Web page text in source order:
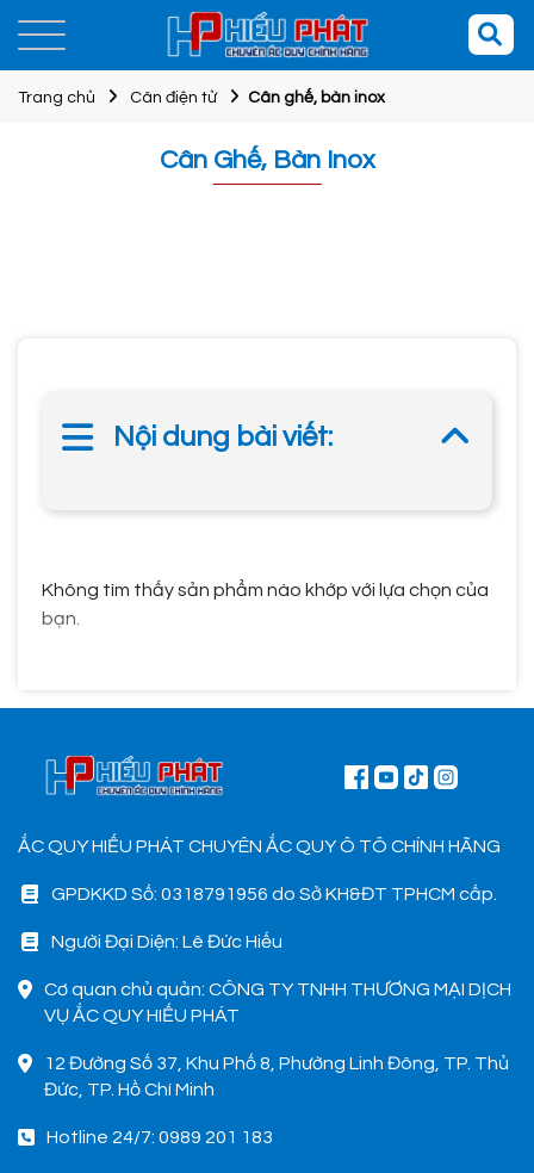
Trang chủ Cân điện tử Cân ghế, bàn inox
Cân Ghế, Bàn Inox
Nội dung bài viết:
Không tìm thấy sản phẩm nào khớp với lựa chọn của
bạn.
ẮC QUY HIẾU PHÁT CHUYÊN ẮC QUY Ô TÔ CHÍNH HÃNG
GPDKKD Số: 0318791956 do Sở KH&ĐT TPHCM cấp.
Người Đại Diện: Lê Đức Hiếu
Cơ quan chủ quản: CÔNG TY TNHH THƯƠNG MẠI DỊCH
VỤ ẮC QUY HIẾU PHÁT
12 Đường Số 37, Khu Phố 8, Phường Linh Đông, TP. Thủ
Đức, TP. Hồ Chí Minh
Hotline 24/7: 0989 201 183